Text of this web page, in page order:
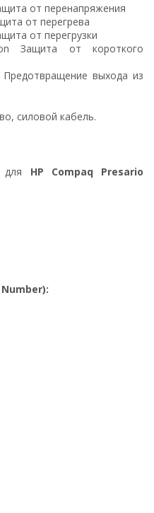
от перенапряжения
от перегрева
от перегрузки
Защита от короткого
выхода из
силовой кабель.
для HP Compaq Presario